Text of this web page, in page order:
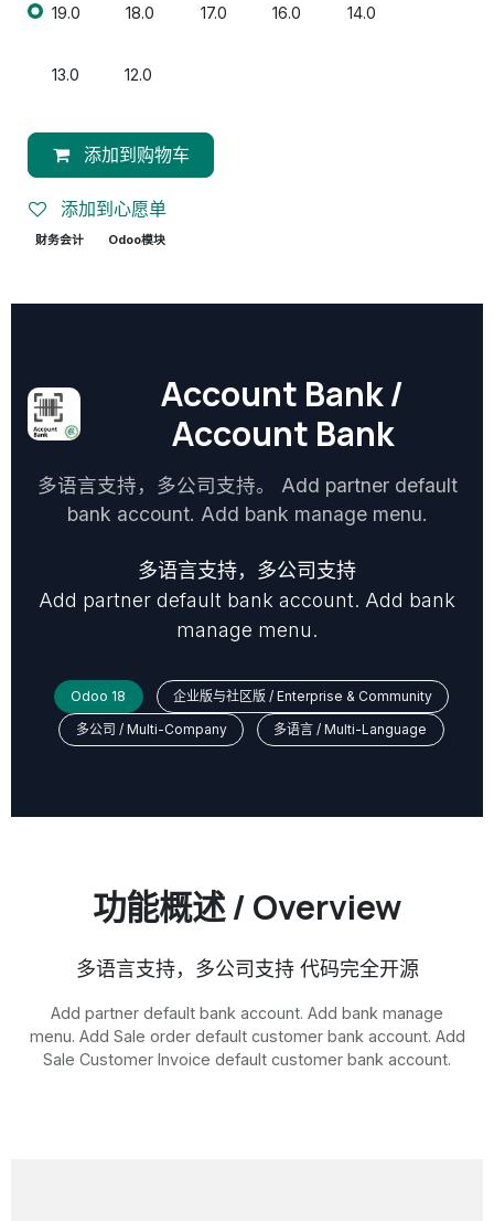
19.0 18.0 17.0 16.0 14.0
13.0 12.0
添加到购物车
添加到心愿单
财务会计 Odoo模块
Account Bank /
Account Bank
多语言支持，多公司支持。 Add partner default
bank account. Add bank manage menu.
多语言支持，多公司支持
Add partner default bank account. Add bank
manage menu.
Odoo 18
企业版与社区版 / Enterprise & Community
多公司 / Multi-Company
多语言 / Multi-Language
功能概述 / Overview
多语言支持，多公司支持 代码完全开源
Add partner default bank account. Add bank manage
menu. Add Sale order default customer bank account. Add
Sale Customer Invoice default customer bank account.